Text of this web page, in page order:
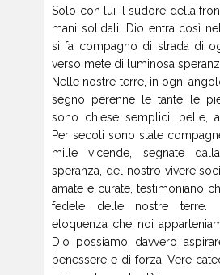
Solo con lui il sudore della
mani solidali. Dio entra così
si fa compagno di strada di
verso mete di luminosa
Nelle nostre terre, in ogni
segno perenne le tante le
sono chiese semplici, belle, a
Per secoli sono state
mille vicende, segnate
speranza, del nostro vivere
amate e curate, testimoniano
fedele delle nostre terre.
eloquenza che noi
Dio possiamo davvero
benessere e di forza. Vere